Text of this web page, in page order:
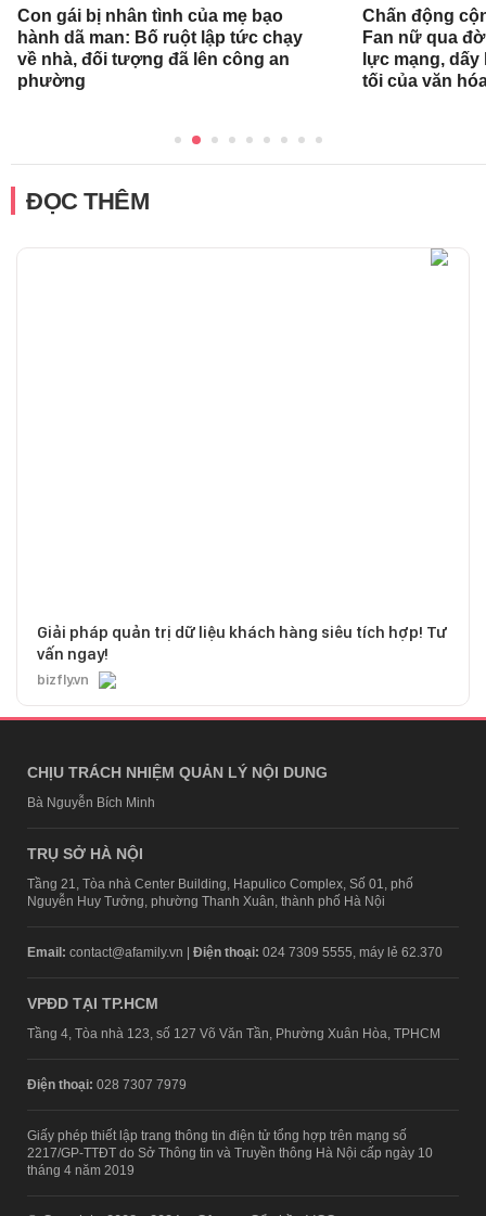
Con gái bị nhân tình của mẹ bạo
hành dã man: Bố ruột lập tức chạy
về nhà, đối tượng đã lên công an
phường
Chấn động
Fan nữ qua
lực mạng,
tối của văn
ĐỌC THÊM
Giải pháp quản trị dữ liệu khách hàng siêu tích hợp! Tư
vấn ngay!
bizfly.vn
CHỊU TRÁCH NHIỆM QUẢN LÝ NỘI DUNG
Bà Nguyễn Bích Minh
TRỤ SỞ HÀ NỘI
Tầng 21, Tòa nhà Center Building, Hapulico Complex, Số 01, phố
Nguyễn Huy Tưởng, phường Thanh Xuân, thành phố Hà Nội
Email: contact@afamily.vn | Điện thoại: 024 7309 5555, máy lẻ 62.370
VPĐD TẠI TP.HCM
Tầng 4, Tòa nhà 123, số 127 Võ Văn Tần, Phường Xuân Hòa, TPHCM
Điện thoại: 028 7307 7979
Giấy phép thiết lập trang thông tin điện tử tổng hợp trên mạng số
2217/GP-TTĐT do Sở Thông tin và Truyền thông Hà Nội cấp ngày 10
tháng 4 năm 2019